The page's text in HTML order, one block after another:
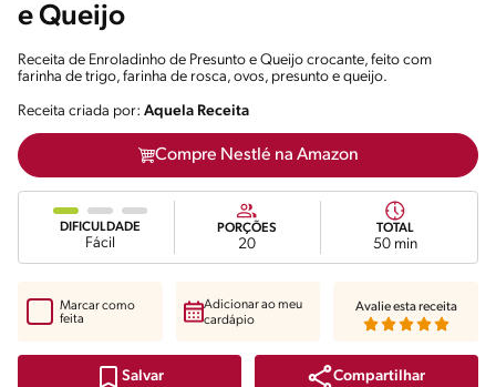
e Queijo
Receita de Enroladinho de Presunto e Queijo crocante, feito com
farinha de trigo, farinha de rosca, ovos, presunto e queijo.
Receita criada por: Aquela Receita
Compre Nestlé na Amazon
DIFICULDADE
Fácil
PORÇÕES
20
TOTAL
50 min
Salvar Compartilhar
Marcar como
feita
Adicionar ao meu
cardápio
Avalie esta receita